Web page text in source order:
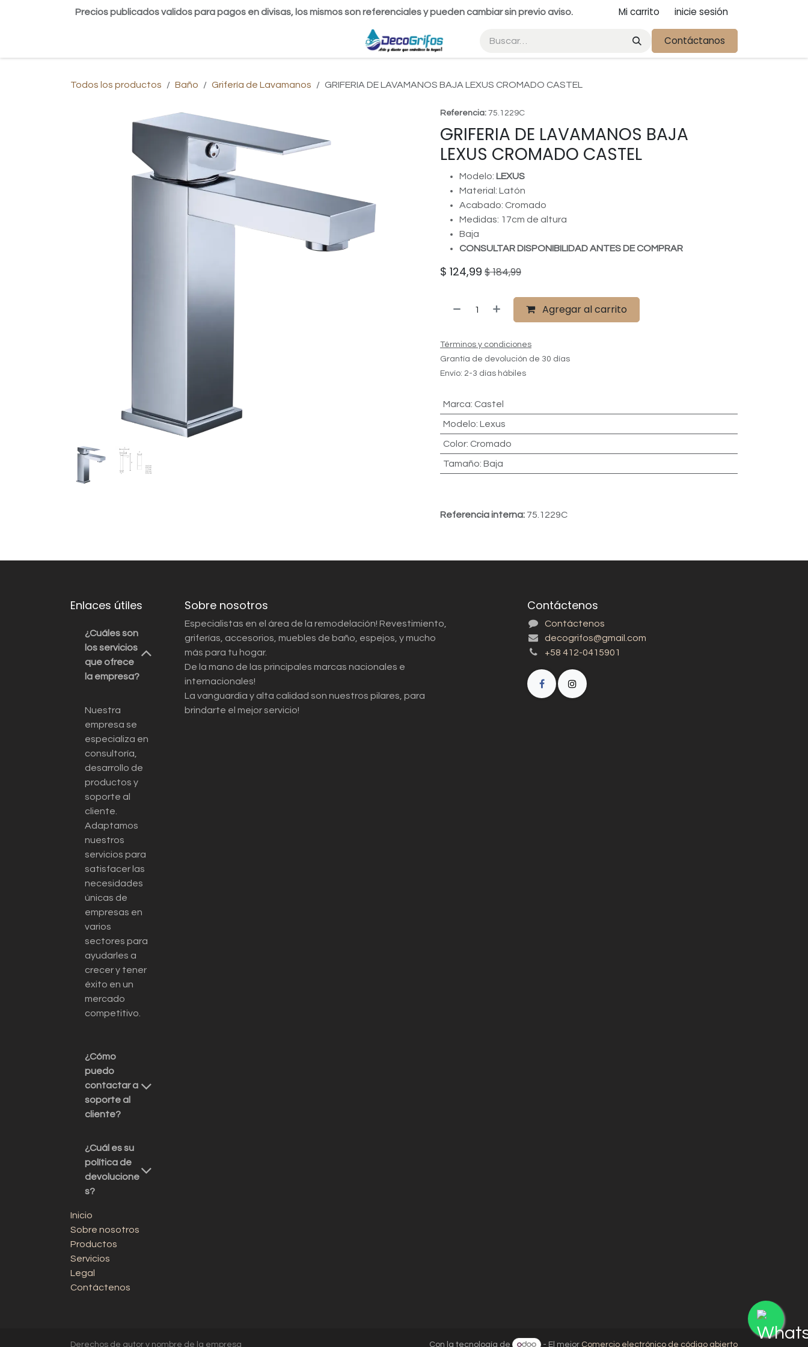
Precios publicados validos para pagos en divisas, los mismos son referenciales y pueden cambiar sin previo aviso. Mi carrito inicie sesión
Contáctanos
Todos los productos Baño Grifería de Lavamanos GRIFERIA DE LAVAMANOS BAJA LEXUS CROMADO CASTEL
Referencia: 75.1229C
GRIFERIA DE LAVAMANOS BAJA
LEXUS CROMADO CASTEL
Modelo: LEXUS
Material: Latón
Acabado: Cromado
Medidas: 17cm de altura
Baja
CONSULTAR DISPONIBILIDAD ANTES DE COMPRAR
$ 124,99 $184,99
Agregar al carrito
Términos y condiciones
Grantía de devolución de 30 días
Envío: 2-3 días hábiles
Marca: Castel
Modelo: Lexus
Color: Cromado
Tamaño: Baja
Referencia interna: 75.1229C
Enlaces útiles
¿Cuáles son
los servicios
que ofrece
la empresa?
Nuestra
empresa se
especializa en
consultoría,
desarrollo de
productos y
soporte al
cliente.
Adaptamos
nuestros
servicios para
satisfacer las
necesidades
únicas de
empresas en
varios
sectores para
ayudarles a
crecer y tener
éxito en un
mercado
competitivo.
¿Cómo
puedo
contactar a
soporte al
cliente?
¿Cuál es su
política de
devolucione
s?
Inicio
Sobre nosotros
Productos
Servicios
Legal
Contáctenos
Sobre nosotros
Especialistas en el área de la remodelación! Revestimiento,
griferías, accesorios, muebles de baño, espejos, y mucho
más para tu hogar.
De la mano de las principales marcas nacionales e
internacionales!
La vanguardia y alta calidad son nuestros pilares, para
brindarte el mejor servicio!
Contáctenos
Contáctenos
decogrifos@gmail.com
+58 412-0415901
Derechos de autor y nombre de la empresa Con la tecnología de - El mejor Comercio electrónico de código abierto